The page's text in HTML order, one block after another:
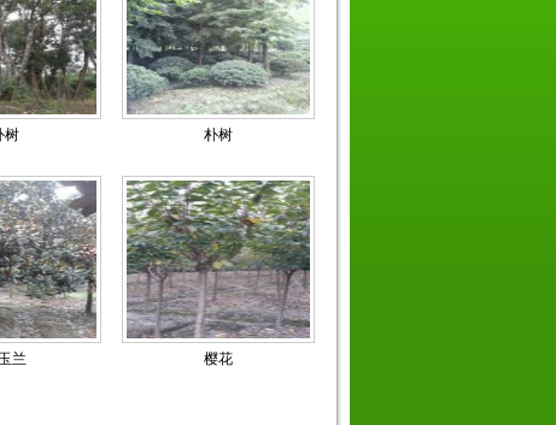
树 朴树
兰 樱花